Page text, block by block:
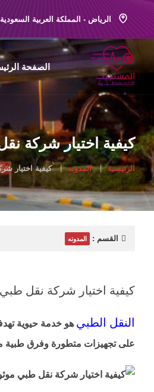
الرياض - المملكة العربية السعودية
الصفحة
كيفية اختيار شركة نقل
الرئيسية المدونه كيفية اختيار شركة
القسم : المدونه
كيفية اختيار شركة نقل
النقل الطبي هو خدمة حيوية
على تجهيزات متطورة وفرق طبية